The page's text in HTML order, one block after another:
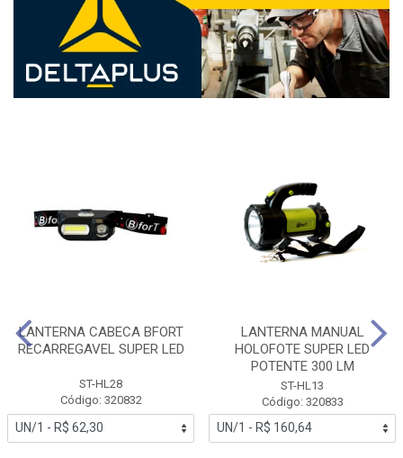
LANTERNA CABECA BFORT
RECARREGAVEL SUPER LED
ST-HL28
Código: 320832
LANTERNA MANUAL
HOLOFOTE SUPER LED
POTENTE 300 LM
ST-HL13
Código: 320833